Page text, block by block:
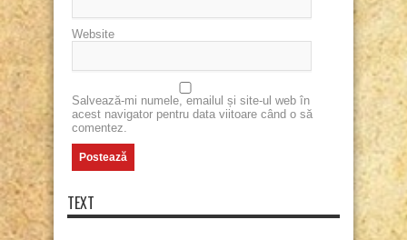
Website
Salvează-mi numele, emailul și site-ul web în
acest navigator pentru data viitoare când o să
comentez.
TEXT